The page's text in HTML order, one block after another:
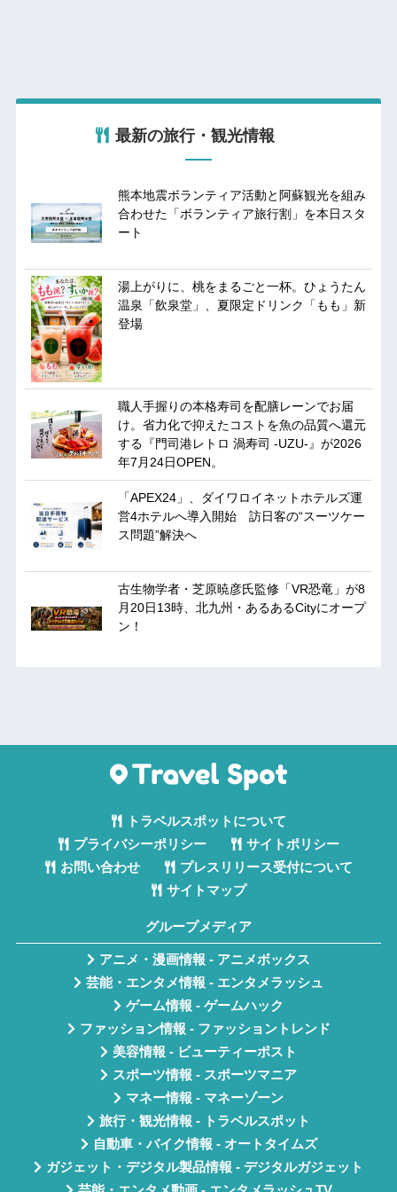
最新の旅行・観光情報
熊本地震ボランティア活動と阿蘇観光を組み
合わせた「ボランティア旅行割」を本日スタ
ート
湯上がりに、桃をまるごと一杯。ひょうたん
温泉「飲泉堂」、夏限定ドリンク「もも」新
登場
職人手握りの本格寿司を配膳レーンでお届
け。省力化で抑えたコストを魚の品質へ還元
する『門司港レトロ 渦寿司 -UZU-』が2026
年7月24日OPEN。
「APEX24」、ダイワロイネットホテルズ運
営4ホテルへ導入開始 訪日客の“スーツケー
ス問題”解決へ
古生物学者・芝原暁彦氏監修「VR恐竜」が8
月20日13時、北九州・あるあるCityにオープ
ン！
トラベルスポットについて
プライバシーポリシー
サイトポリシー
お問い合わせ
プレスリリース受付について
サイトマップ
グループメディア
アニメ・漫画情報 - アニメボックス
芸能・エンタメ情報 - エンタメラッシュ
ゲーム情報 - ゲームハック
ファッション情報 - ファッショントレンド
美容情報 - ビューティーポスト
スポーツ情報 - スポーツマニア
マネー情報 - マネーゾーン
旅行・観光情報 - トラベルスポット
自動車・バイク情報 - オートタイムズ
ガジェット・デジタル製品情報 - デジタルガジェット